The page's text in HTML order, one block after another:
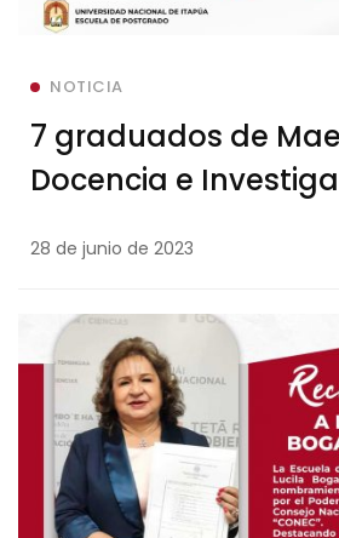
NOTICIA
7 graduados de
Docencia e
Tesis en Postgrado
28 de junio de 2023